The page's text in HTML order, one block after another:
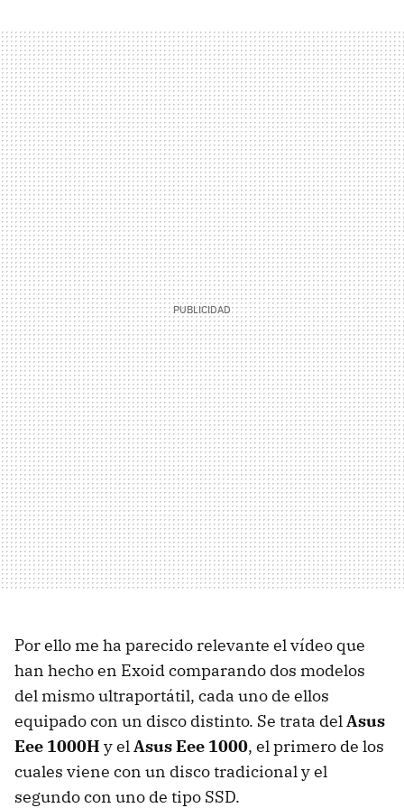
Por ello me ha parecido relevante el vídeo que
han hecho en Exoid comparando dos modelos
del mismo ultraportátil, cada uno de ellos
equipado con un disco distinto. Se trata delAsus
Eee 1000H y elAsus Eee 1000, el primero de los
cuales viene con un disco tradicional y el
segundo con uno de tipo SSD.